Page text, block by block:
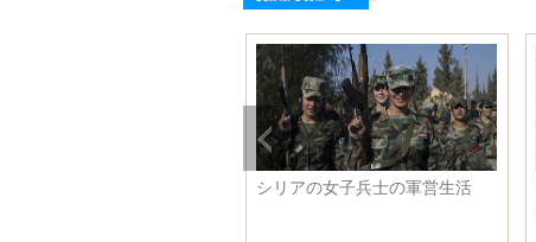
シリアの女子兵士の軍営生活